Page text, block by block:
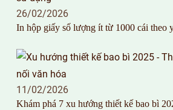
26/02/2026
In hộp giấy số lượng ít từ 1000 cái theo
11/02/2026
Khám phá 7 xu hướng thiết kế bao bì